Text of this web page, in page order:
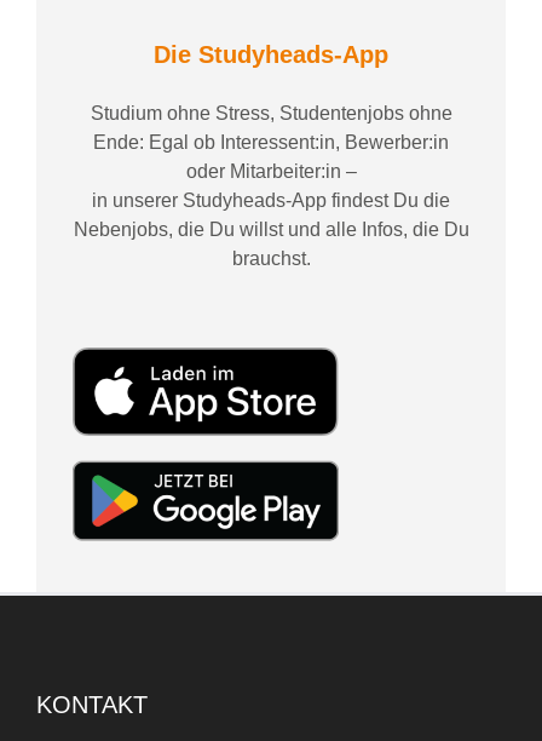
Die Studyheads-App
Studium ohne Stress, Studentenjobs ohne
Ende: Egal ob Interessent:in, Bewerber:in
oder Mitarbeiter:in –
in unserer Studyheads-App findest Du die
Nebenjobs, die Du willst und alle Infos, die Du
brauchst.
KONTAKT